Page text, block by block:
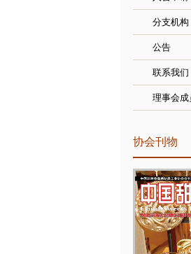
分支机构
公告
联系我们
理事会成
协会刊物